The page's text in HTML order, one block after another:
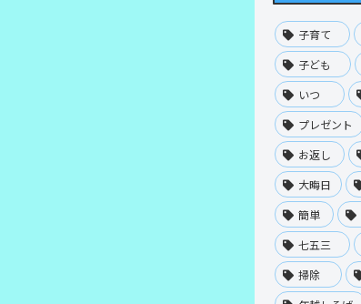
子育て
子ども
いつ
プレゼント
お返し
大晦日
簡単
七五三
掃除